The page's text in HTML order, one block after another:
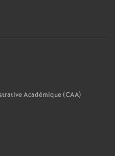
Académique (CAA)